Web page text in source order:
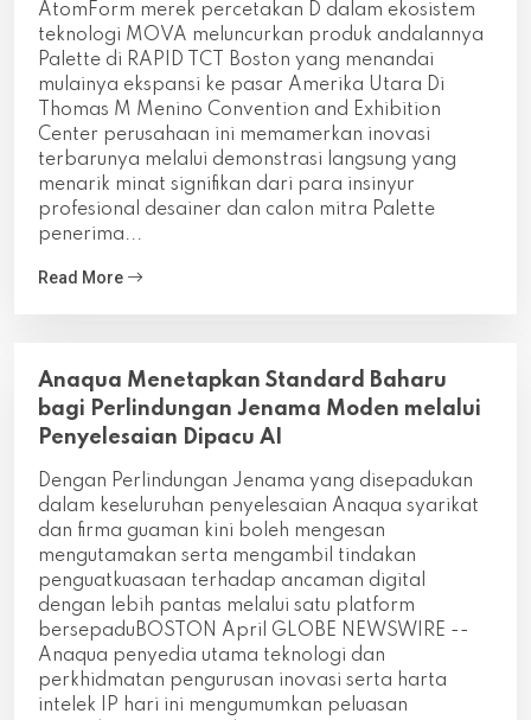
AtomForm merek percetakan D dalam ekosistem
teknologi MOVA meluncurkan produk andalannya
Palette di RAPID TCT Boston yang menandai
mulainya ekspansi ke pasar Amerika Utara Di
Thomas M Menino Convention and Exhibition
Center perusahaan ini memamerkan inovasi
terbarunya melalui demonstrasi langsung yang
menarik minat signifikan dari para insinyur
profesional desainer dan calon mitra Palette
penerima...
Read More
Anaqua Menetapkan Standard Baharu
bagi Perlindungan Jenama Moden melalui
Penyelesaian Dipacu AI
Dengan Perlindungan Jenama yang disepadukan
dalam keseluruhan penyelesaian Anaqua syarikat
dan firma guaman kini boleh mengesan
mengutamakan serta mengambil tindakan
penguatkuasaan terhadap ancaman digital
dengan lebih pantas melalui satu platform
bersepaduBOSTON April GLOBE NEWSWIRE --
Anaqua penyedia utama teknologi dan
perkhidmatan pengurusan inovasi serta harta
intelek IP hari ini mengumumkan peluasan